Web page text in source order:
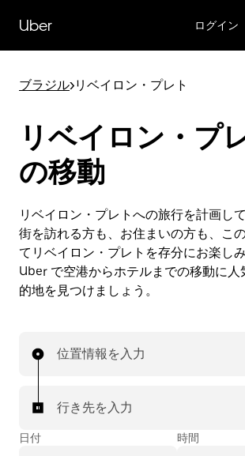
Uber ログイン
ブラジル>リベイロン・プレト
リベイロン・プ
の移動
リベイロン・プレトへの旅行を計画し
街を訪れる方も、お住まいの方も、こ
てリベイロン・プレトを存分にお楽しみ
Uber で空港からホテルまでの移動に人
的地を見つけましょう。
位置情報を入力
行き先を入力
日付 時間